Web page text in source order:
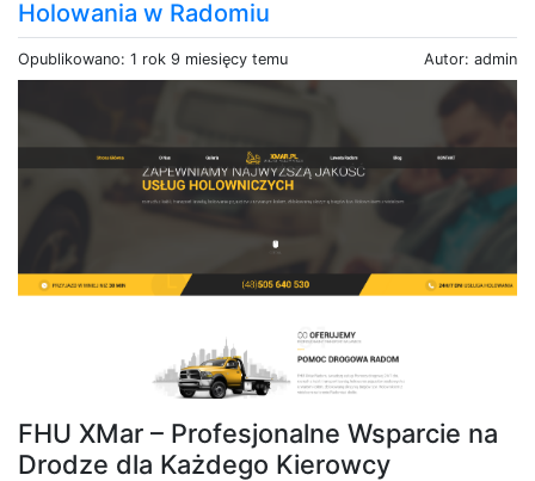
Holowania w Radomiu
Opublikowano: 1 rok 9 miesięcy temu Autor: admin
FHU XMar – Profesjonalne Wsparcie na
Drodze dla Każdego Kierowcy